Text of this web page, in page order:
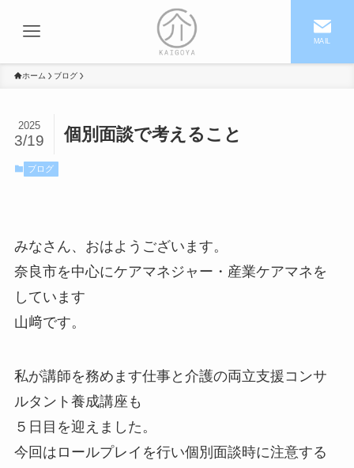
MAIL
ホーム ブログ
個別面談で考えること
2025
3/19
ブログ
みなさん、おはようございます。
奈良市を中心にケアマネジャー・産業ケアマネを
しています
山﨑です。
私が講師を務めます仕事と介護の両立支援コンサ
ルタント養成講座も
５日目を迎えました。
今回はロールプレイを行い個別面談時に注意する